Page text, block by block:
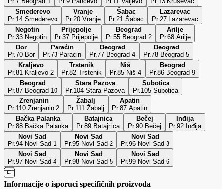
Smederevo
Pr.14 Smederevo
Vranje
Pr.20 Vranje
Šabac
Pr.21 Šabac
Lazarevac
Pr.27 Lazarevac
Negotin
Pr.33 Negotin
Prijepolje
Pr.37 Prijepolje
Beograd
Pr.55 Beograd 2
Arilje
Pr.68 Arilje
Bor
Pr.70 Bor
Paraćin
Pr.73 Paracin
Beograd
Pr.77 Beograd 4
Beograd
Pr.78 Beograd 5
Kraljevo
Pr.81 Kraljevo 2
Trstenik
Pr.82 Trstenik
Niš
Pr.85 Niš 4
Beograd
Pr.86 Beograd 9
Beograd
Pr.87 Beograd 10
Stara Pazova
Pr.104 Stara Pazova
Subotica
Pr.105 Subotica
Zrenjanin
Pr.110 Zrenjanin 2
Žabalj
Pr.111 Žabalj
Apatin
Pr.87 Apatin
Bačka Palanka
Pr.88 Bačka Palanka
Batajnica
Pr.89 Batajnica
Bečej
Pr.90 Bečej
Inđija
Pr.92 Inđija
Novi Sad
Pr.94 Novi Sad 1
Novi Sad
Pr.95 Novi Sad 2
Novi Sad
Pr.96 Novi Sad 3
Novi Sad
Pr.97 Novi Sad 4
Novi Sad
Pr.98 Novi Sad 5
Novi Sad
Pr.99 Novi Sad 6
Informacije o isporuci specifičnih proizvoda